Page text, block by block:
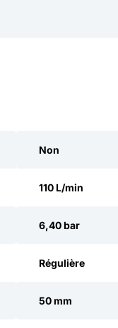
Non
110 L/min
6,40 bar
Régulière
50 mm